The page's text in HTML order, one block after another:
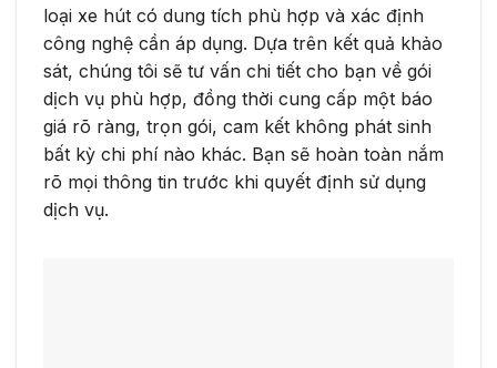
loại xe hút có dung tích phù hợp và xác định
công nghệ cần áp dụng. Dựa trên kết quả khảo
sát, chúng tôi sẽ tư vấn chi tiết cho bạn về gói
dịch vụ phù hợp, đồng thời cung cấp một báo
giá rõ ràng, trọn gói, cam kết không phát sinh
bất kỳ chi phí nào khác. Bạn sẽ hoàn toàn nắm
rõ mọi thông tin trước khi quyết định sử dụng
dịch vụ.